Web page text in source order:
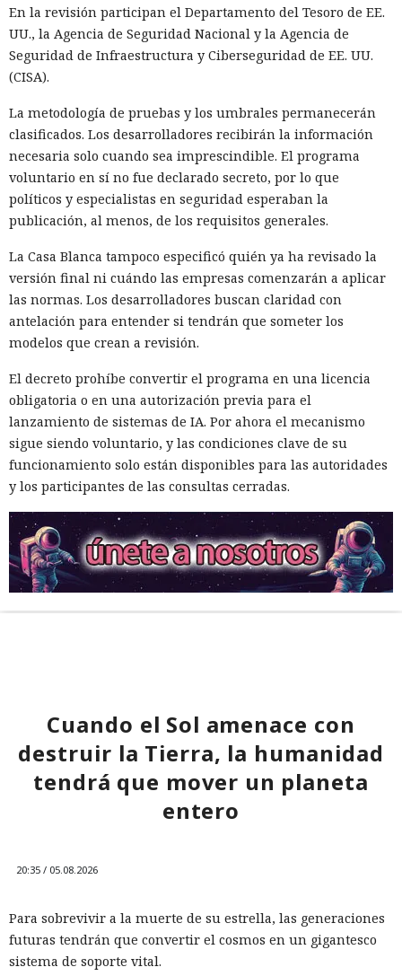
En la revisión participan el Departamento del Tesoro de EE.
UU., la Agencia de Seguridad Nacional y la Agencia de
Seguridad de Infraestructura y Ciberseguridad de EE. UU.
(CISA).
La metodología de pruebas y los umbrales permanecerán
clasificados. Los desarrolladores recibirán la información
necesaria solo cuando sea imprescindible. El programa
voluntario en sí no fue declarado secreto, por lo que
políticos y especialistas en seguridad esperaban la
publicación, al menos, de los requisitos generales.
La Casa Blanca tampoco especificó quién ya ha revisado la
versión final ni cuándo las empresas comenzarán a aplicar
las normas. Los desarrolladores buscan claridad con
antelación para entender si tendrán que someter los
modelos que crean a revisión.
El decreto prohíbe convertir el programa en una licencia
obligatoria o en una autorización previa para el
lanzamiento de sistemas de IA. Por ahora el mecanismo
sigue siendo voluntario, y las condiciones clave de su
funcionamiento solo están disponibles para las autoridades
y los participantes de las consultas cerradas.
Cuando el Sol amenace con
destruir la Tierra, la humanidad
tendrá que mover un planeta
entero
20:35 / 05.08.2026
Para sobrevivir a la muerte de su estrella, las generaciones
futuras tendrán que convertir el cosmos en un gigantesco
sistema de soporte vital.